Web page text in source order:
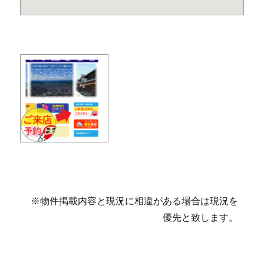
※物件掲載内容と現況に相違がある場合は現況を
優先と致します。